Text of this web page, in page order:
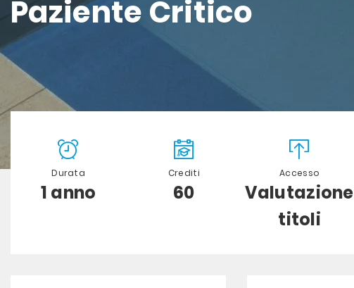
Paziente Critico
Durata
1 anno
Crediti
60
Accesso
Valutazione
titoli